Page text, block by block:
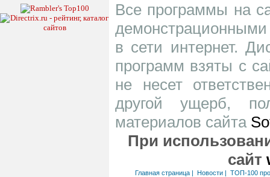
Все программы на
в сети интернет.
программ взяты с
не несет
другой ущерб,
материалов сайта
При
сайт
Главная страница| Новости| ТОП-100